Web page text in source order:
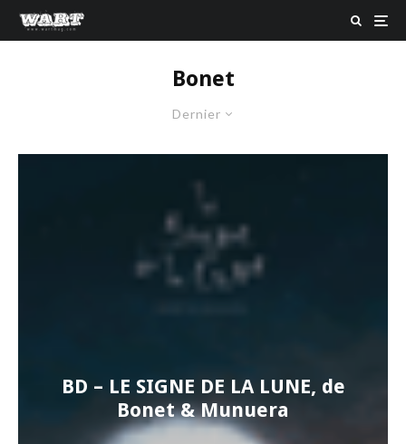
Bonet
Dernier
BD – LE SIGNE DE LA LUNE, de
Bonet & Munuera